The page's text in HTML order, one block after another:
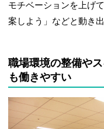
モチベーションを上げ
案しよう」などと動き
職場環境の整備や
も働きやすい